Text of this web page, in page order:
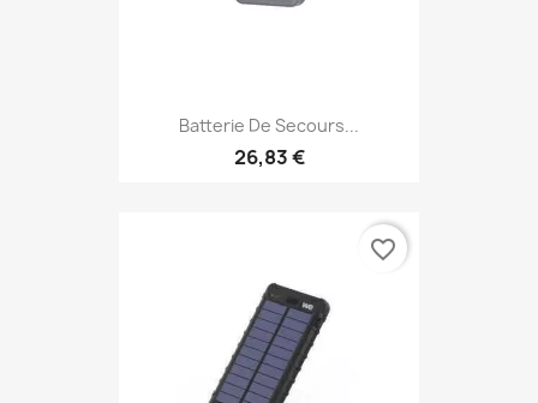
Batterie De Secours...
26,83 €
favorite_border